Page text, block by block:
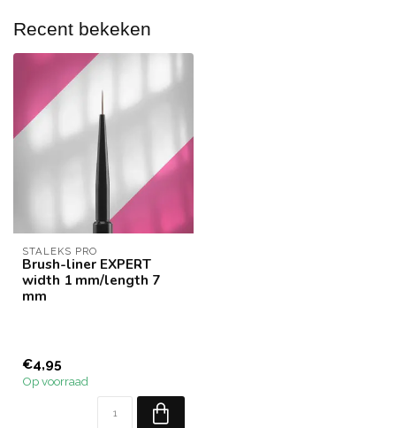
Recent bekeken
STALEKS PRO
Brush-liner EXPERT
width 1 mm/length 7
mm
€4,95
Op voorraad